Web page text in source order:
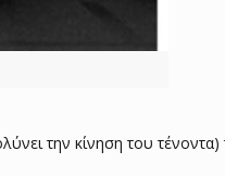
την κίνηση του